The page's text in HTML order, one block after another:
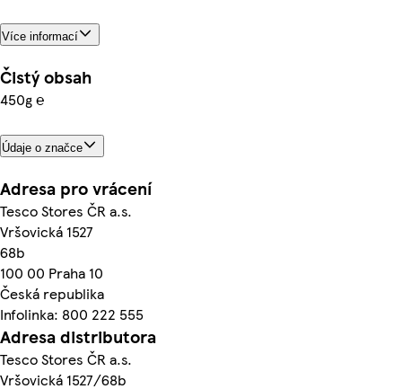
Více informací
Čistý obsah
450g ℮
Údaje o značce
Adresa pro vrácení
Tesco Stores ČR a.s.
Vršovická 1527
68b
100 00 Praha 10
Česká republika
Infolinka: 800 222 555
Adresa distributora
Tesco Stores ČR a.s.
Vršovická 1527/68b